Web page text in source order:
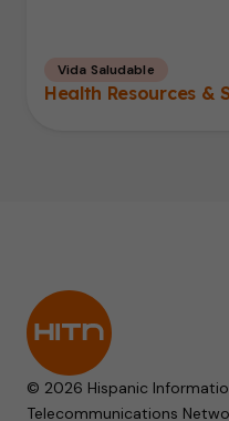
Vida Saludable
Health Resources &
© 2026 Hispanic
Telecommunications